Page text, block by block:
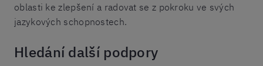
oblasti ke zlepšení a radovat se z pokroku ve svých
jazykových schopnostech.
Hledání další podpory